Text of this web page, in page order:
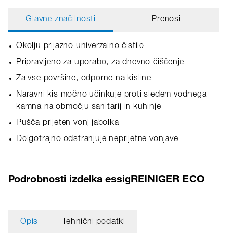
Glavne značilnosti Prenosi
Okolju prijazno univerzalno čistilo
Pripravljeno za uporabo, za dnevno čiščenje
Za vse površine, odporne na kisline
Naravni kis močno učinkuje proti sledem vodnega
kamna na območju sanitarij in kuhinje
Pušča prijeten vonj jabolka
Dolgotrajno odstranjuje neprijetne vonjave
Podrobnosti izdelka essigREINIGER ECO
Opis Tehnični podatki